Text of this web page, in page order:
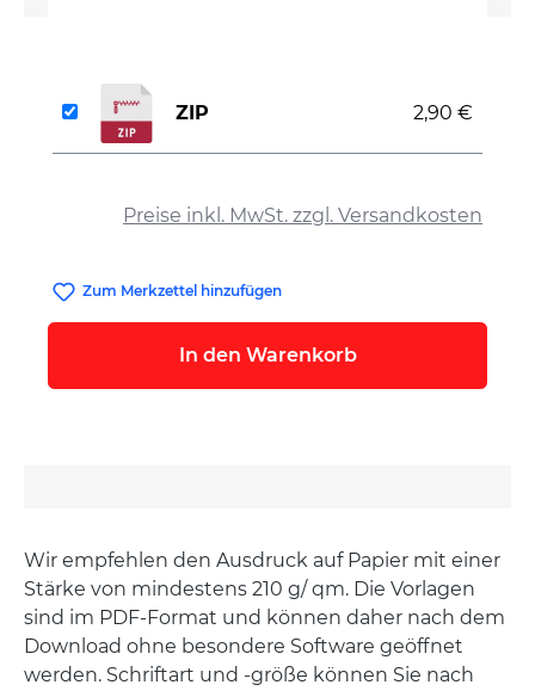
Preise inkl. MwSt. zzgl. Versandkosten
ZIP 2,90 €
Zum Merkzettel hinzufügen
In den Warenkorb
Wir empfehlen den Ausdruck auf Papier mit einer
Stärke von mindestens 210 g/ qm. Die Vorlagen
sind im PDF-Format und können daher nach dem
Download ohne besondere Software geöffnet
werden. Schriftart und -größe können Sie nach